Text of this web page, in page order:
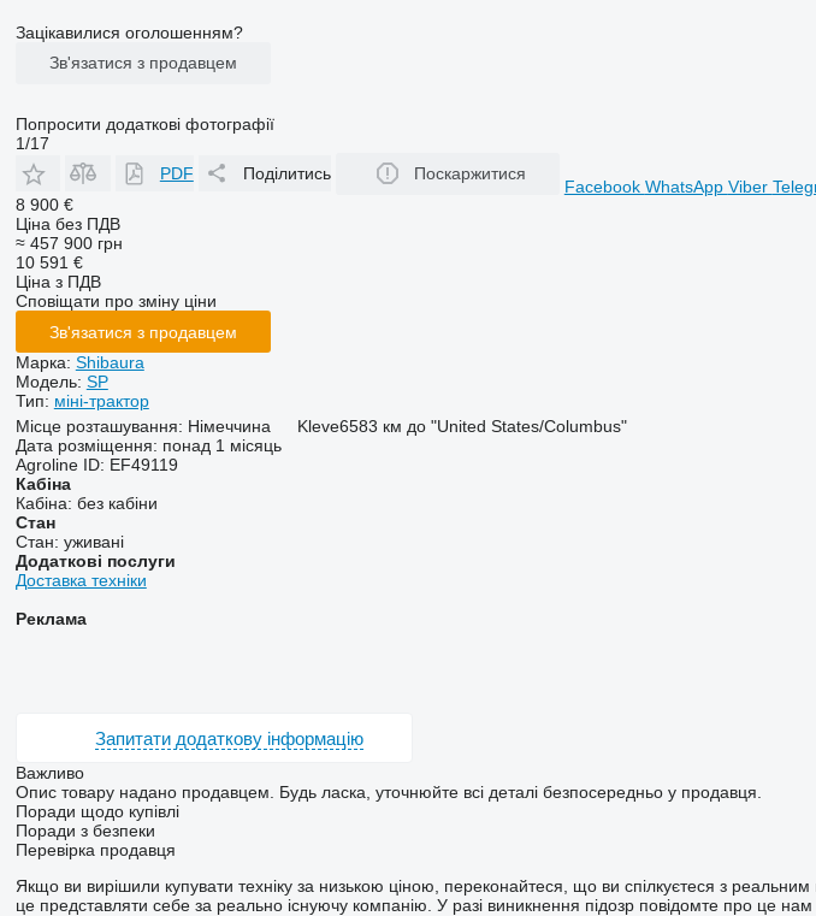
Зацікавилися оголошенням?
Зв'язатися з продавцем
Попросити додаткові фотографії
1/17
PDF
Поділитись Поскаржитися
Facebook WhatsApp Viber
8 900 €
Ціна без ПДВ
≈ 457 900 грн
10 591 €
Ціна з ПДВ
Сповіщати про зміну ціни
Зв'язатися з продавцем
Марка: Shibaura
Модель: SP
Тип: міні-трактор
Місце розташування: Німеччина Kleve6583 км до "United States/Columbus"
Дата розміщення: понад 1 місяць
Agroline ID: EF49119
Кабіна
Кабіна: без кабіни
Стан
Стан: уживані
Додаткові послуги
Доставка техніки
Реклама
Запитати додаткову інформацію
Важливо
Опис товару надано продавцем. Будь ласка, уточнюйте всі деталі безпосередньо у продавця.
Поради щодо купівлі
Поради з безпеки
Перевірка продавця
Якщо ви вирішили купувати техніку за низькою ціною, переконайтеся, що ви спілкуєтеся з
це представляти себе за реально існуючу компанію. У разі виникнення підозр повідомте про це